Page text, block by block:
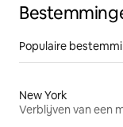
Populaire
New York
Verblijven van een